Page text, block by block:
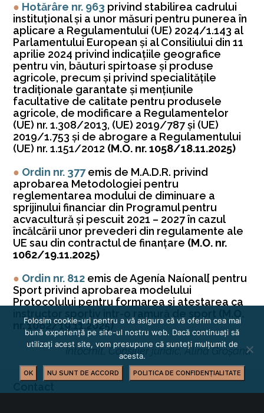
● Hotărâre nr. 963 privind stabilirea cadrului
instituţional şi a unor măsuri pentru punerea în
aplicare a Regulamentului (UE) 2024/1.143 al
Parlamentului European şi al Consiliului din 11
aprilie 2024 privind indicaţiile geografice
pentru vin, băuturi spirtoase şi produse
agricole, precum şi privind specialităţile
tradiţionale garantate şi menţiunile
facultative de calitate pentru produsele
agricole, de modificare a Regulamentelor
(UE) nr. 1.308/2013, (UE) 2019/787 şi (UE)
2019/1.753 şi de abrogare a Regulamentului
(UE) nr. 1.151/2012 (M.O. nr. 1058/18.11.2025)
● Ordin nr. 377emis de M.A.D.R. privind
aprobarea Metodologiei pentru
reglementarea modului de diminuare a
sprijinului financiar din Programul pentru
acvacultură şi pescuit 2021 – 2027 în cazul
încălcării unor prevederi din regulamente ale
UE sau din contractul de finanţare (M.O. nr.
1062/19.11.2025)
● Ordin nr. 812 emis de Agenía Naíonal[ pentru
Sport privind aprobarea modelului
Protocolului pentru formarea şi atestarea ca
nr. 1062/19.11.2025)
Întocmit, Consilier juridic, Alina Groșanu
Folosim cookie-uri pentru a vă asigura că vă oferim cea mai
bună experiență pe site-ul nostru web. Dacă continuați să
utilizați acest site, vom presupune că sunteți mulțumit de
acesta.
OK NU SUNT DE ACCORD POLITICA DE CONFIDENȚIALITATE